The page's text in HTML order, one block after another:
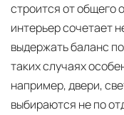
строится от общего
интерьер сочетает
выдержать баланс
таких случаях
например, двери,
выбираются не по